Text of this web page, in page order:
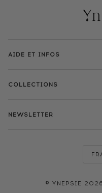
AIDE ET INFOS
COLLECTIONS
NEWSLETTER
© YNEPSIE 2026